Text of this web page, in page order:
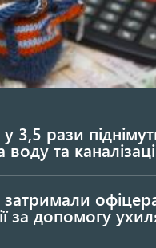
3,5 рази
та
затримали
за допомогу